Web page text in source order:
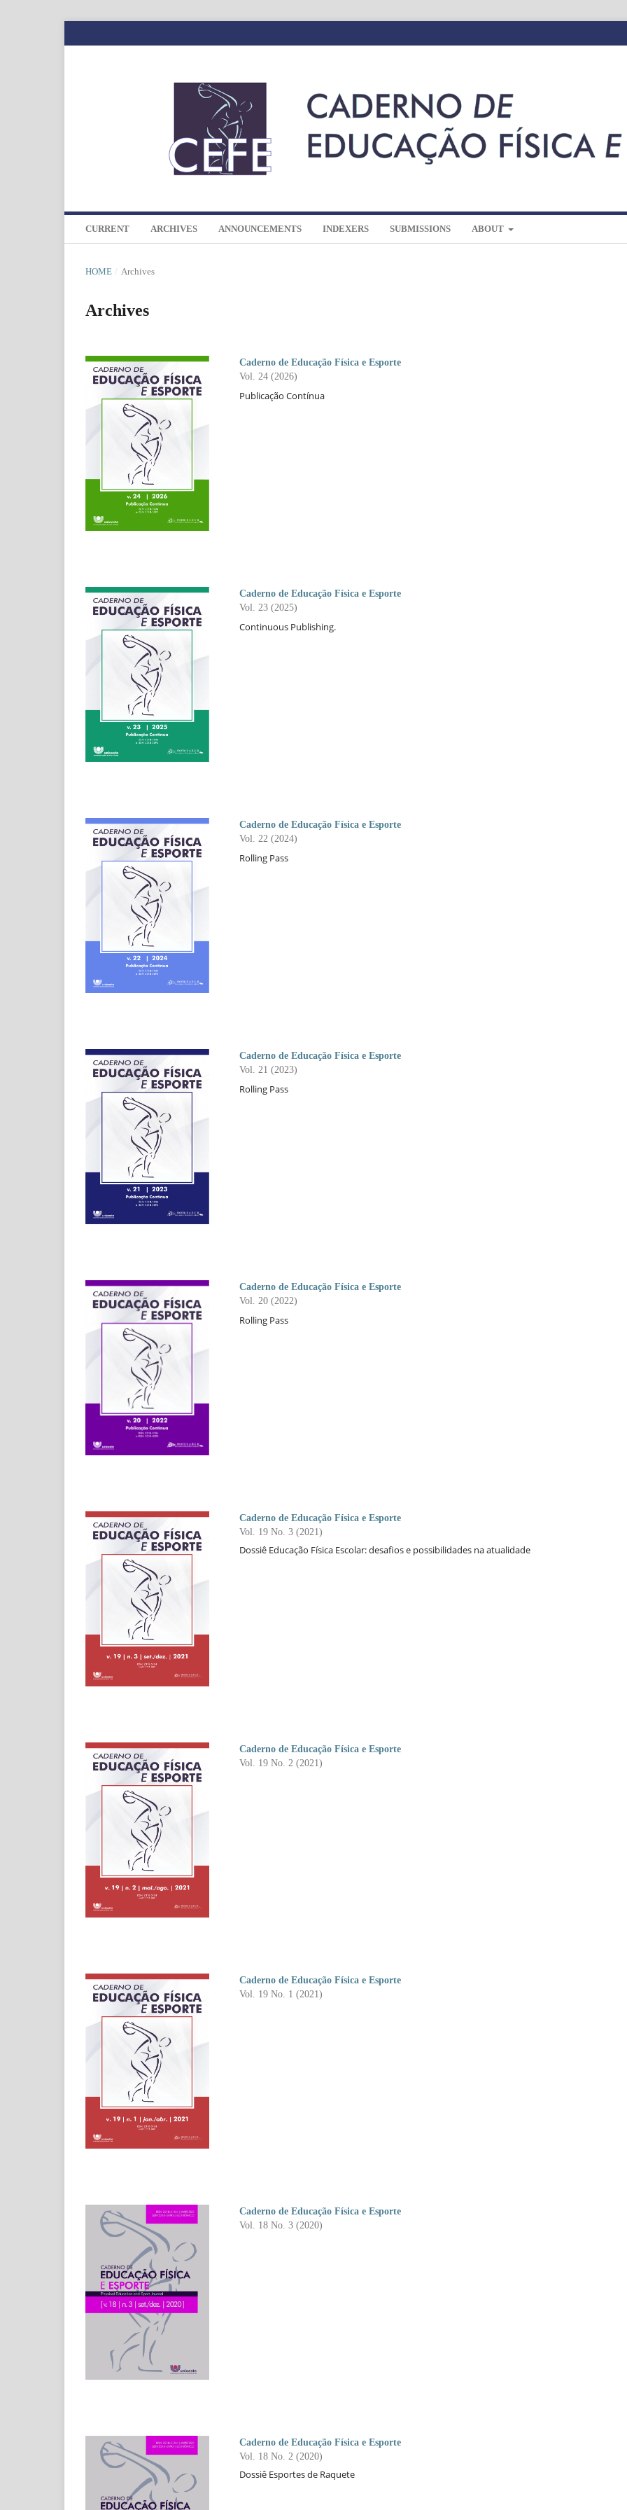
CURRENT ARCHIVES ANNOUNCEMENTS INDEXERS SUBMISSIONS ABOUT
HOME / Archives
Archives
Caderno de Educação Física e Esporte
Vol. 24 (2026)
Publicação Contínua
Caderno de Educação Física e Esporte
Vol. 23 (2025)
Continuous Publishing.
Caderno de Educação Física e Esporte
Vol. 22 (2024)
Rolling Pass
Caderno de Educação Física e Esporte
Vol. 21 (2023)
Rolling Pass
Caderno de Educação Física e Esporte
Vol. 20 (2022)
Rolling Pass
Caderno de Educação Física e Esporte
Vol. 19 No. 3 (2021)
Dossiê Educação Física Escolar:desafios e possibilidades na atualidade
Caderno de Educação Física e Esporte
Vol. 19 No. 2 (2021)
Caderno de Educação Física e Esporte
Vol. 19 No. 1 (2021)
Caderno de Educação Física e Esporte
Vol. 18 No. 3 (2020)
Caderno de Educação Física e Esporte
Vol. 18 No. 2 (2020)
Dossiê Esportes de Raquete